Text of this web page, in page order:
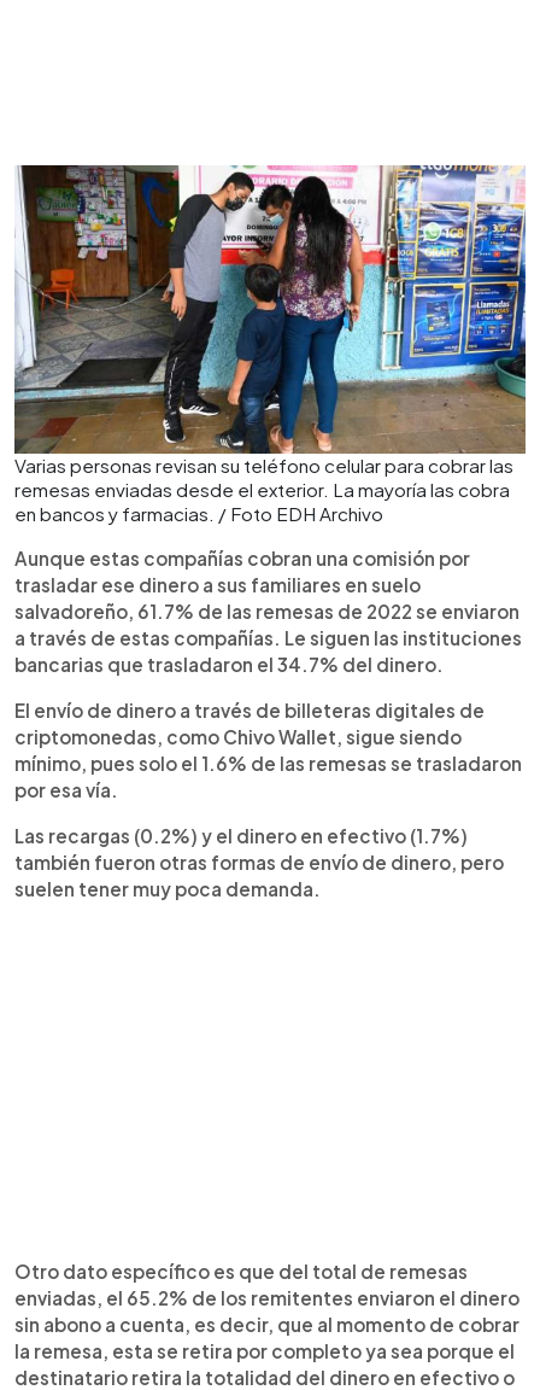
Varias personas revisan su teléfono celular para cobrar las
remesas enviadas desde el exterior. La mayoría las cobra
en bancos y farmacias. / Foto EDH Archivo
Aunque estas compañías cobran una comisión por
trasladar ese dinero a sus familiares en suelo
salvadoreño, 61.7% de las remesas de 2022 se enviaron
a través de estas compañías. Le siguen las instituciones
bancarias que trasladaron el 34.7% del dinero.
El envío de dinero a través de billeteras digitales de
criptomonedas, como Chivo Wallet, sigue siendo
mínimo, pues solo el 1.6% de las remesas se trasladaron
por esa vía.
Las recargas (0.2%) y el dinero en efectivo (1.7%)
también fueron otras formas de envío de dinero, pero
suelen tener muy poca demanda.
Otro dato específico es que del total de remesas
enviadas, el 65.2% de los remitentes enviaron el dinero
sin abono a cuenta, es decir, que al momento de cobrar
la remesa, esta se retira por completo ya sea porque el
destinatario retira la totalidad del dinero en efectivo o